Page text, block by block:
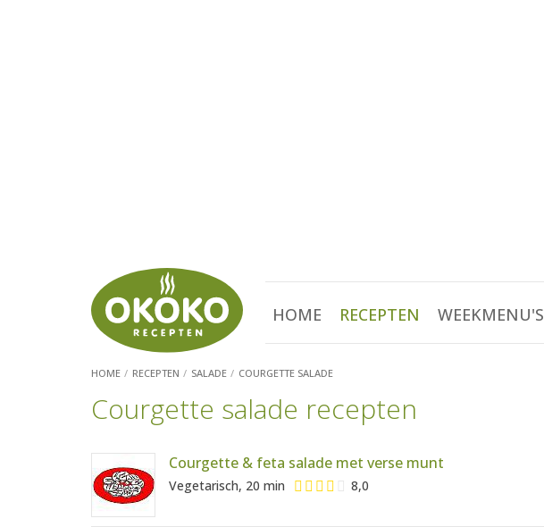
HOME RECEPTEN WEEKMENU'S
HOME RECEPTEN SALADE COURGETTE SALADE
Courgette salade recepten
Courgette & feta salade met verse munt
Vegetarisch, 20 min 8,0